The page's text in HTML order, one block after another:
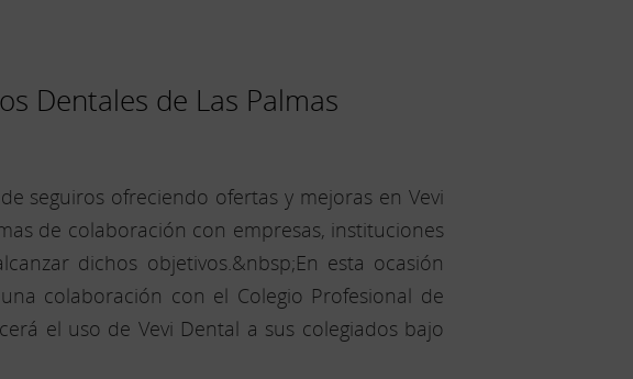
Dentales de Las Palmas
seguiros ofreciendo ofertas y mejoras en Vevi
de colaboración con empresas, instituciones
dichos objetivos.&nbsp;En esta ocasión
colaboración con el Colegio Profesional de
el uso de Vevi Dental a sus colegiados bajo